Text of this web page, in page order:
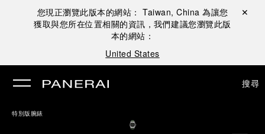
您現正瀏覽此版本的網站： Taiwan, China 為讓您
獲取與您所在位置相關的資訊，我們建議您瀏覽此版
本的網站：
United States
關閉 ✕
搜尋
特別版腕錶